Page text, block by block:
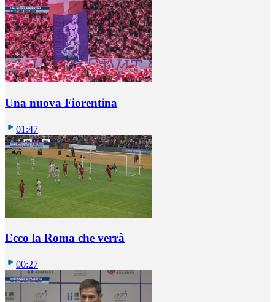
Una nuova Fiorentina
01:47
Ecco la Roma che verrà
00:27